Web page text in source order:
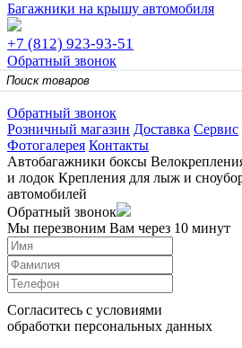
Багажники на крышу автомобиля
+7 (812) 923-93-51
Обратный звонок
Обратный звонок
Розничный магазин Доставка Сервис
Фотогалерея Контакты
Автобагажники боксы
и лодок Крепления для лыж и
автомобилей
Обратный звонок
Мы перезвоним Вам через 10 минут
Согласитесь с условиями
обработки персональных данных